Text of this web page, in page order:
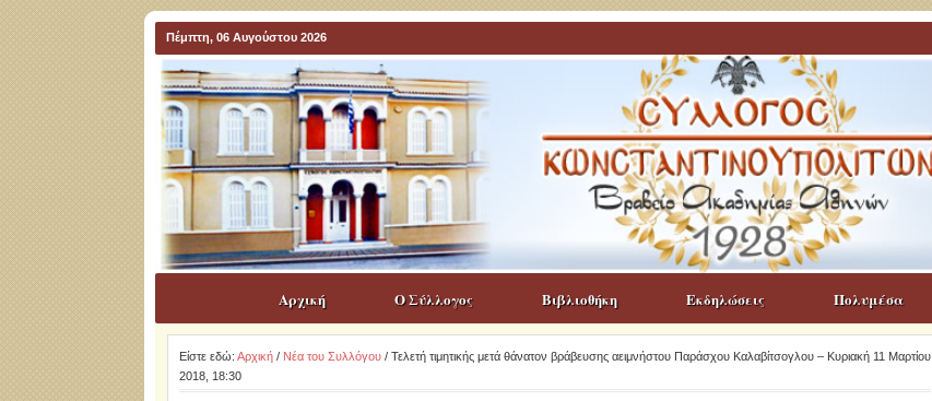
Πέμπτη, 06 Αυγούστου 2026
Αρχική Ο Σύλλογος Βιβλιοθήκη Εκδηλώσεις Πολυμέσα
Είστε εδώ: Αρχική/ Νέα του Συλλόγου/ Τελετή τιμητικής μετά θάνατον βράβευσης αειμνήστου Παράσχου Καλαβίτσογλου – Κυριακή 11 Μαρτίου
2018, 18:30